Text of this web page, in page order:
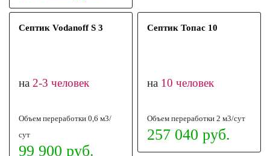
Септик Vodanoff S 3
на 2-3 человек
Объем переработки 0,6 м3/
сут
99 900 руб.
Септик Топас 10
на 10 человек
Объем переработки 2 м3/сут
257 040 руб.